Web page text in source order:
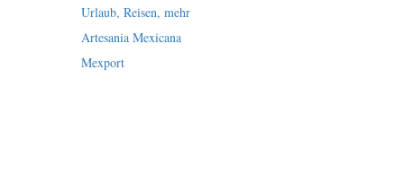
Urlaub, Reisen, mehr
Artesania Mexicana
Mexport